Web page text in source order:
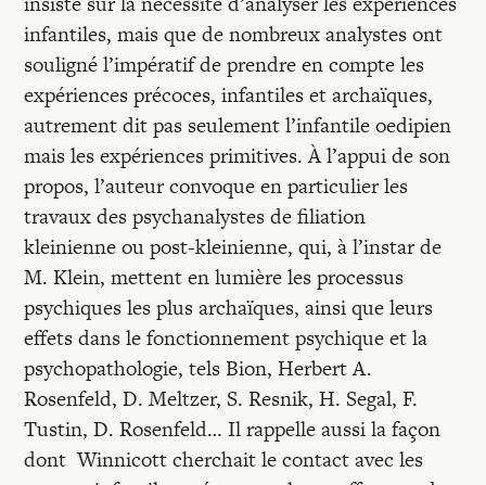
infantiles, mais que de nombreux analystes ont
souligné l’impératif de prendre en compte les
expériences précoces, infantiles et archaïques,
autrement dit pas seulement l’infantile oedipien
mais les expériences primitives. À l’appui de son
propos, l’auteur convoque en particulier les
travaux des psychanalystes de filiation
kleinienne ou post-kleinienne, qui, à l’instar de
M. Klein, mettent en lumière les processus
psychiques les plus archaïques, ainsi que leurs
effets dans le fonctionnement psychique et la
psychopathologie, tels Bion, Herbert A.
Rosenfeld, D. Meltzer, S. Resnik, H. Segal, F.
Tustin, D. Rosenfeld… Il rappelle aussi la façon
dont Winnicott cherchait le contact avec les